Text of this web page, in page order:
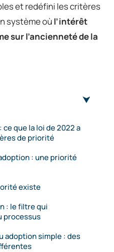
et redéfini les critères
système où l’intérêt
sur l’ancienneté de la
que la loi de 2022 a
de priorité
: une priorité
existe
: le filtre qui
processus
adoption simple : des